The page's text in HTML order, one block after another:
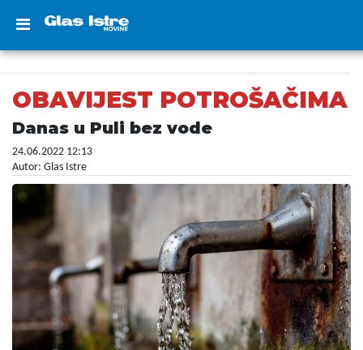
OBAVIJEST POTROŠAČIMA
Danas u Puli bez vode
24.06.2022 12:13
Autor: Glas Istre